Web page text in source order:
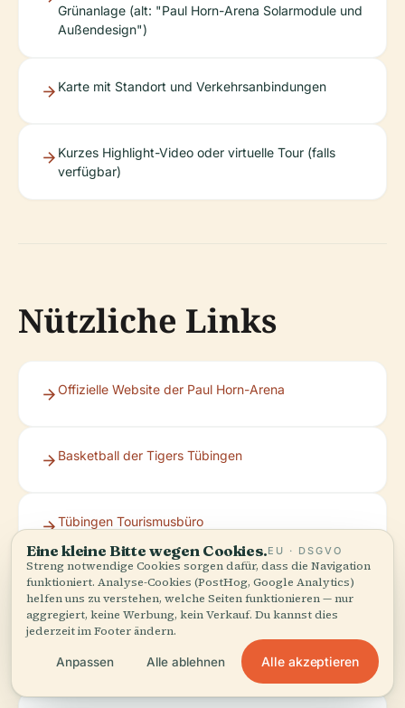
Grünanlage (alt: "Paul Horn-Arena Solarmodule und
Außendesign")
Karte mit Standort und Verkehrsanbindungen
Kurzes Highlight-Video oder virtuelle Tour (falls
verfügbar)
Nützliche Links
Offizielle Website der Paul Horn-Arena
Basketball der Tigers Tübingen
Tübingen Tourismusbüro
Offizieller Veranstaltungskalender
Eine kleine Bitte wegen Cookies.EU · DSGVO
Streng notwendige Cookies sorgen dafür, dass die Navigation
funktioniert. Analyse-Cookies (PostHog, Google Analytics)
helfen uns zu verstehen, welche Seiten funktionieren — nur
aggregiert, keine Werbung, kein Verkauf. Du kannst dies
jederzeit im Footer ändern.
Anpassen Alle ablehnen Alle akzeptieren